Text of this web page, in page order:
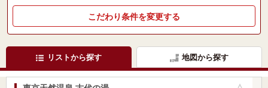
こだわり条件を変更する
リストから探す 地図から探す